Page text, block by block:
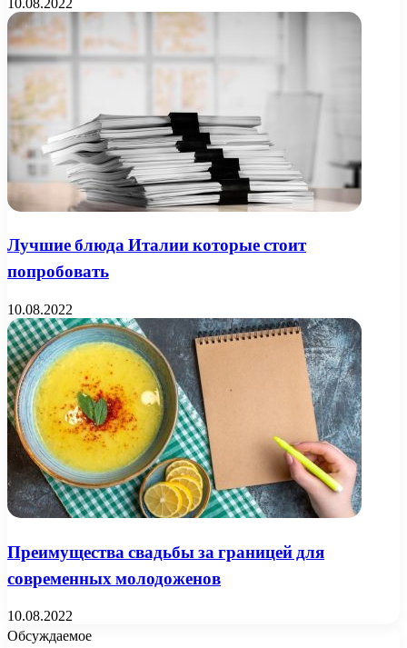
Лучшие блюда Италии которые стоит
попробовать
10.08.2022
Преимущества свадьбы за границей для
современных молодоженов
10.08.2022
Обсуждаемое